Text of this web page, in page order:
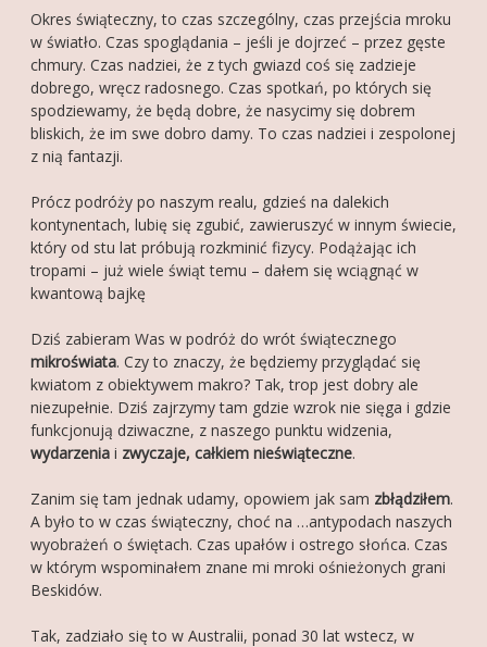
PUBLIKACJE
RADIO
FOTOGALERIA
O MNIE
KONTAKT
FRIENDS
Okres świąteczny, to czas szczególny, czas przejścia mroku
w światło. Czas spoglądania – jeśli je dojrzeć – przez gęste
chmury. Czas nadziei, że z tych gwiazd coś się zadzieje
dobrego, wręcz radosnego. Czas spotkań, po których się
spodziewamy, że będą dobre, że nasycimy się dobrem
bliskich, że im swe dobro damy. To czas nadziei i zespolonej
z nią fantazji.
Prócz podróży po naszym realu, gdzieś na dalekich
kontynentach, lubię się zgubić, zawieruszyć w innym świecie,
który od stu lat próbują rozkminić fizycy. Podążając ich
tropami – już wiele świąt temu – dałem się wciągnąć w
kwantową bajkę
Dziś zabieram Was w podróż do wrót świątecznego
mikroświata. Czy to znaczy, że będziemy przyglądać się
kwiatom z obiektywem makro? Tak, trop jest dobry ale
niezupełnie. Dziś zajrzymy tam gdzie wzrok nie sięga i gdzie
funkcjonują dziwaczne, z naszego punktu widzenia,
wydarzenia i zwyczaje, całkiem nieświąteczne.
Zanim się tam jednak udamy, opowiem jak sam zbłądziłem.
A było to w czas świąteczny, choć na …antypodach naszych
wyobrażeń o świętach. Czas upałów i ostrego słońca. Czas
w którym wspominałem znane mi mroki ośnieżonych grani
Beskidów.
Tak, zadziało się to w Australii, ponad 30 lat wstecz, w